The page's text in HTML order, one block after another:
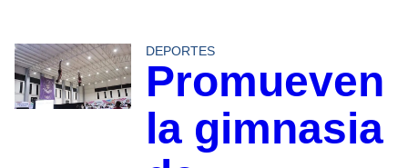
DEPORTES
Promueven
la gimnasia